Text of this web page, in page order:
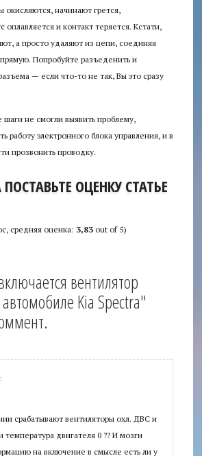
окисляются, начинают грется,
оплавляется и контакт теряется. Кстати,
а просто удаляют из цепи, соединяя
Попробуйте разъеденить и
— если что-то не так, Вы это сразу
не смогли выявить проблему,
работу электронного блока управления, и в
прозвонить проводку.
ОЦЕНКУ СТАТЬЕ
средняя оценка: 3,83 out of 5)
вентилятор
Kia Spectra"
:
срабатывают вентиляторы охл. ДВС и
температура двигателя 0 ?? И мозги
на включение в смысле есть ли у